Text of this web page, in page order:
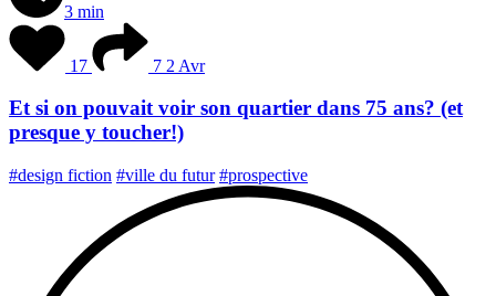
3 min
17 7 2 Avr
Et si on pouvait voir son quartier dans 75 ans? (et
presque y toucher!)
#design fiction #ville du futur #prospective